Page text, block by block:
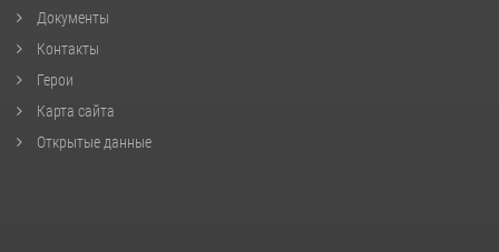
Документы
Контакты
Герои
Карта сайта
Открытые данные